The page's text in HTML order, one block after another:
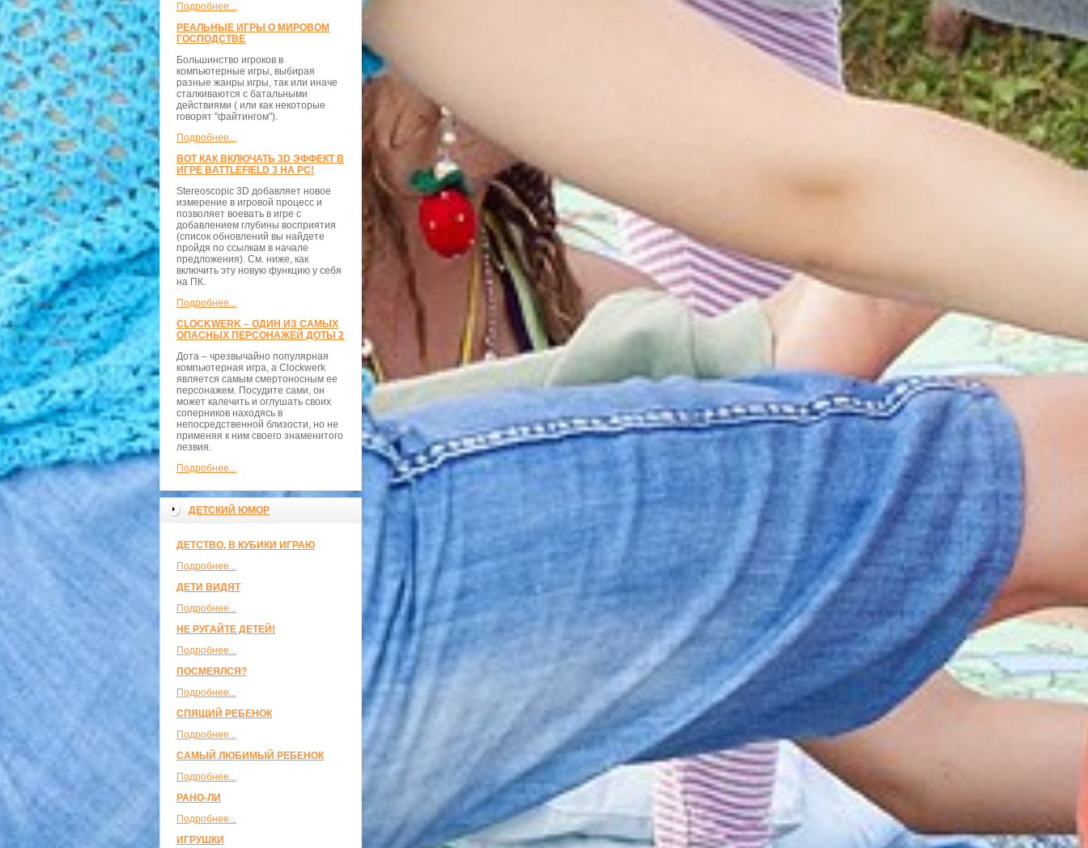
Подробнее...
РЕАЛЬНЫЕ ИГРЫ О МИРОВОМ
ГОСПОДСТВЕ
Большинство игроков в
компьютерные игры, выбирая
разные жанры игры, так или иначе
сталкиваются с батальными
действиями ( или как некоторые
говорят "файтингом").
Подробнее...
ВОТ КАК ВКЛЮЧАТЬ 3D ЭФФЕКТ В
ИГРЕ BATTLEFIELD 3 НА PC!
Stereoscopic 3D добавляет новое
измерение в игровой процесс и
позволяет воевать в игре с
добавлением глубины восприятия
(список обновлений вы найдете
пройдя по ссылкам в начале
предложения). См. ниже, как
включить эту новую функцию у себя
на ПК.
Подробнее...
CLOCKWERK – ОДИН ИЗ САМЫХ
ОПАСНЫХ ПЕРСОНАЖЕЙ ДОТЫ 2
Дота – чрезвычайно популярная
компьютерная игра, а Clockwerk
является самым смертоносным ее
персонажем. Посудите сами, он
может калечить и оглушать своих
соперников находясь в
непосредственной близости, но не
применяя к ним своего знаменитого
лезвия.
Подробнее...
ДЕТСКИЙ ЮМОР
ДЕТСТВО, В КУБИКИ ИГРАЮ
Подробнее...
ДЕТИ ВИДЯТ
Подробнее...
НЕ РУГАЙТЕ ДЕТЕЙ!
Подробнее...
ПОСМЕЯЛСЯ?
Подробнее...
СПЯЩИЙ РЕБЕНОК
Подробнее...
САМЫЙ ЛЮБИМЫЙ РЕБЕНОК
Подробнее...
РАНО-ЛИ
Подробнее...
ИГРУШКИ